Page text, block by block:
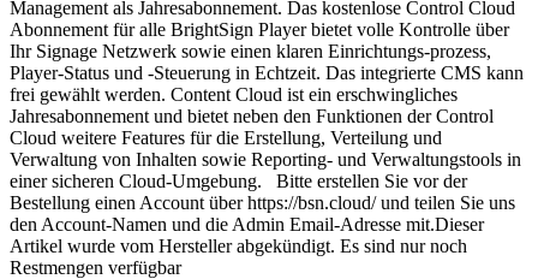
Management als Jahresabonnement. Das kostenlose Control Cloud
Abonnement für alle BrightSign Player bietet volle Kontrolle über
Ihr Signage Netzwerk sowie einen klaren Einrichtungs-prozess,
Player-Status und -Steuerung in Echtzeit. Das integrierte CMS kann
frei gewählt werden. Content Cloud ist ein erschwingliches
Jahresabonnement und bietet neben den Funktionen der Control
Cloud weitere Features für die Erstellung, Verteilung und
Verwaltung von Inhalten sowie Reporting- und Verwaltungstools in
einer sicheren Cloud-Umgebung. Bitte erstellen Sie vor der
Bestellung einen Account über https://bsn.cloud/ und teilen Sie uns
den Account-Namen und die Admin Email-Adresse mit.Dieser
Artikel wurde vom Hersteller abgekündigt. Es sind nur noch
Restmengen verfügbar